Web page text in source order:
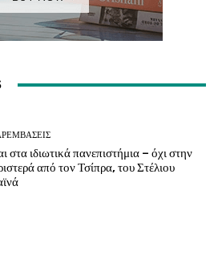
στα ιδιωτικά πανεπιστήμια – όχι στην
από τον Τσίπρα, του Στέλιου